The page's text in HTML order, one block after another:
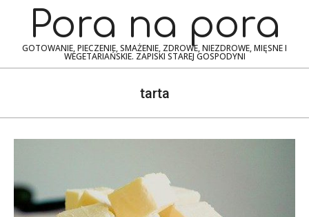
content
NavigationPora na pora
GOTOWANIE, PIECZENIE, SMAŻENIE, ZDROWE, NIEZDROWE, MIĘSNE I
WEGETARIAŃSKIE. ZAPISKI STAREJ GOSPODYNI
tarta